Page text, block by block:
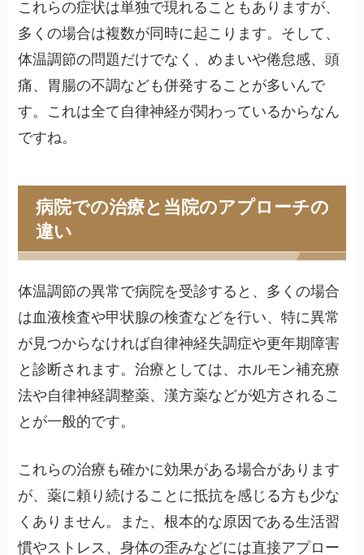
これらの症状は単独で現れることもありますが、
多くの場合は複数が同時に起こります。そして、
体温調節の問題だけでなく、めまいや倦怠感、頭
痛、胃腸の不調なども併発することが多いんで
す。これは全て自律神経が関わっているからなん
ですね。
病院での治療と当院のアプローチの
違い
体温調節の異常で病院を受診すると、多くの場合
は血液検査や甲状腺の検査などを行い、特に異常
が見つからなければ自律神経失調症や更年期障害
と診断されます。治療としては、ホルモン補充療
法や自律神経調整薬、漢方薬などが処方されるこ
とが一般的です。
これらの治療も確かに効果がある場合があります
が、薬に頼り続けることに抵抗を感じる方も少な
くありません。また、根本的な原因である生活習
慣やストレス、身体の歪みなどには直接アプロー